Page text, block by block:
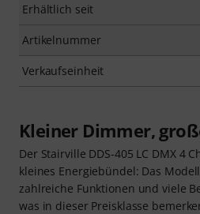
Erhältlich seit
Artikelnummer
Verkaufseinheit
Kleiner Dimmer,
Der Stairville DDS-405 LC DMX 4
kleines Energiebündel: Das
zahlreiche Funktionen und viele
was in dieser Preisklasse